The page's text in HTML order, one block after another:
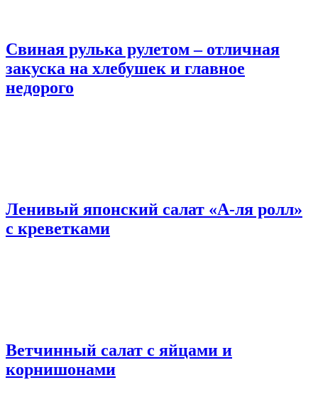
Свиная рулька рулетом – отличная
закуска на хлебушек и главное
недорого
Ленивый японский салат «А-ля ролл»
с креветками
Ветчинный салат с яйцами и
корнишонами